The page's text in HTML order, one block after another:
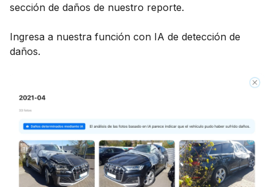
sección de daños de nuestro reporte.
Ingresa a nuestra función con IA de detección de
daños.